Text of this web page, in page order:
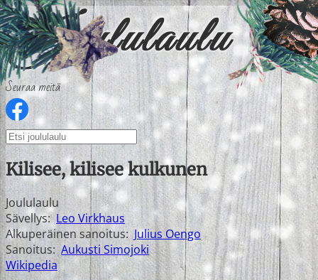
Seuraa meitä
Kilisee, kilisee kulkunen
Joululaulu
Sävellys: Leo Virkhaus
Alkuperäinen sanoitus: Julius Oengo
Sanoitus: Aukusti Simojoki
Wikipedia